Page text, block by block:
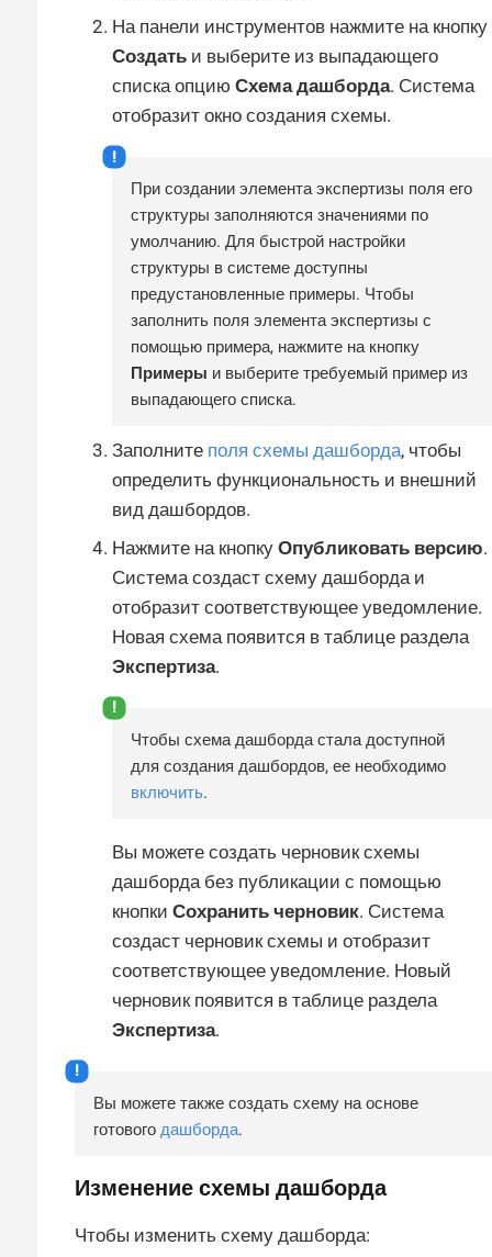
На панели инструментов нажмите на кнопку
Создать и выберите из выпадающего
списка опцию Схема дашборда. Система
отобразит окно создания схемы.
При создании элемента экспертизы поля его
структуры заполняются значениями по
умолчанию. Для быстрой настройки
структуры в системе доступны
предустановленные примеры. Чтобы
заполнить поля элемента экспертизы с
помощью примера, нажмите на кнопку
Примеры и выберите требуемый пример из
выпадающего списка.
Заполните поля схемы дашборда, чтобы
определить функциональность и внешний
вид дашбордов.
Нажмите на кнопку Опубликовать версию.
Система создаст схему дашборда и
отобразит соответствующее уведомление.
Новая схема появится в таблице раздела
Экспертиза.
Чтобы схема дашборда стала доступной
для создания дашбордов, ее необходимо
включить.
Вы можете создать черновик схемы
дашборда без публикации с помощью
кнопки Сохранить черновик. Система
создаст черновик схемы и отобразит
соответствующее уведомление. Новый
черновик появится в таблице раздела
Экспертиза.
Вы можете также создать схему на основе
готового дашборда.
Изменение схемы дашборда
Чтобы изменить схему дашборда: